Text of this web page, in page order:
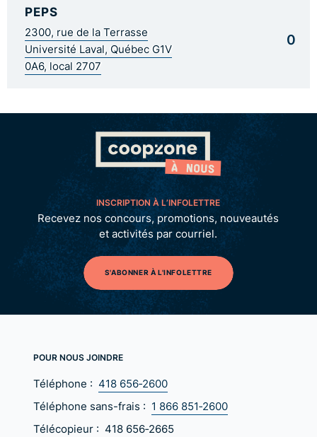
PEPS
2300, rue de la Terrasse
Université Laval, Québec G1V
0A6, local 2707
0
INSCRIPTION À L’INFOLETTRE
Recevez nos concours, promotions, nouveautés
et activités par courriel.
S'ABONNER À L'INFOLETTRE
POUR NOUS JOINDRE
Téléphone : 418 656‑2600
Téléphone sans-frais : 1 866 851‑2600
Télécopieur : 418 656‑2665